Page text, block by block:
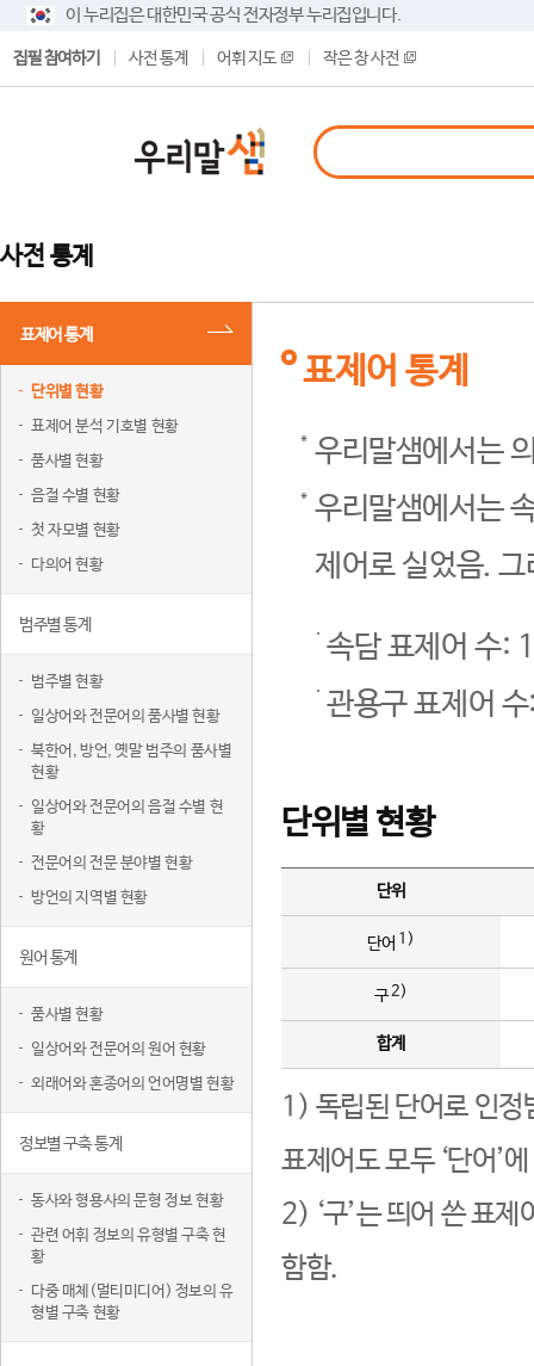
이 누리집은 대한민국 공식 전자정부 누리집입니다.
집필 참여하기 사전 통계 어휘 지도 작은 창 사전
사전 통계
표제어 통계
단위별 현황
표제어 분석 기호별 현황
품사별 현황
음절 수별 현황
첫 자모별 현황
다의어 현황
범주별 통계
범주별 현황
일상어와 전문어의 품사별 현황
북한어, 방언, 옛말 범주의 품사별
현황
일상어와 전문어의 음절 수별 현
황
전문어의 전문 분야별 현황
방언의 지역별 현황
원어 통계
품사별 현황
일상어와 전문어의 원어 현황
외래어와 혼종어의 언어명별 현황
정보별 구축 통계
동사와 형용사의 문형 정보 현황
관련 어휘 정보의 유형별 구축 현
황
다중 매체(멀티미디어) 정보의 유
형별 구축 현황
표제어 통계
우리말샘에서는
우리말샘에서는
제어로 실었음.
속담 표제어 수:
관용구 표제어
단위별 현황
단위
단어 1)
구2)
합계
1) 독립된 단어로 인정
표제어도 모두 ‘단어’
2) ‘구’는 띄어 쓴 표
함함.